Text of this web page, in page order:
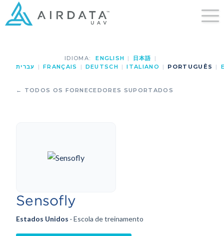
IDIOMA: ENGLISH | 日本語
|
עברית
| FRANÇAIS | DEUTSCH | ITALIANO | PORTUGUÊS |
← TODOS OS FORNECEDORES SUPORTADOS
Sensofly
Estados Unidos · Escola de treinamento